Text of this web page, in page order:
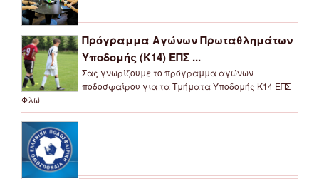
Πρόγραμμα Αγώνων Πρωταθλημάτων
Υποδομής (Κ14) ΕΠΣ ...
Σας γνωρίζουμε το πρόγραμμα αγώνων
ποδοσφαίρου για τα Τμήματα Υποδομής Κ14 ΕΠΣ
Φλώ